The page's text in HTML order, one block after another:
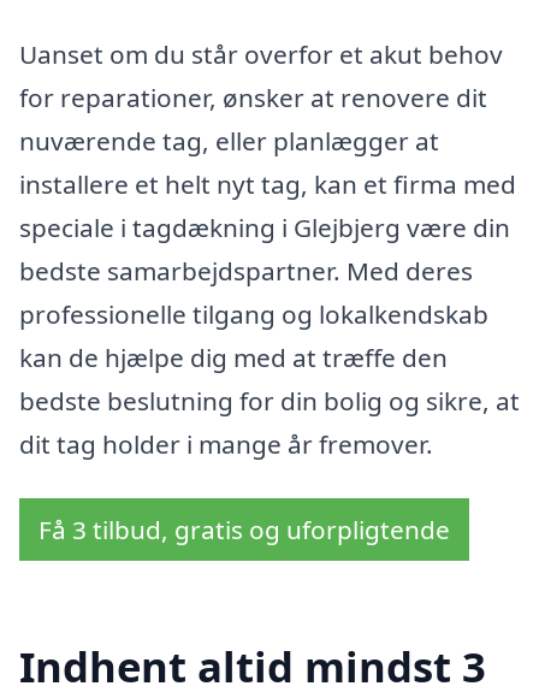
Uanset om du står overfor et akut behov
for reparationer, ønsker at renovere dit
nuværende tag, eller planlægger at
installere et helt nyt tag, kan et firma med
speciale i tagdækning i Glejbjerg være din
bedste samarbejdspartner. Med deres
professionelle tilgang og lokalkendskab
kan de hjælpe dig med at træffe den
bedste beslutning for din bolig og sikre, at
dit tag holder i mange år fremover.
Få 3 tilbud, gratis og uforpligtende
Indhent altid mindst 3